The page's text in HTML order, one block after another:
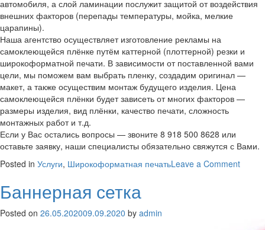
автомобиля, а слой ламинации послужит защитой от воздействия
внешних факторов (перепады температуры, мойка, мелкие
царапины).
Наша агентство осуществляет изготовление рекламы на
самоклеющейся плёнке путём каттерной (плоттерной) резки и
широкоформатной печати. В зависимости от поставленной вами
цели, мы поможем вам выбрать пленку, создадим оригинал —
макет, а также осуществим монтаж будущего изделия. Цена
самоклеющейся плёнки будет зависеть от многих факторов —
размеры изделия, вид плёнки, качество печати, сложность
монтажных работ и т.д.
Если у Вас остались вопросы — звоните 8 918 500 8628 или
оставьте заявку, наши специалисты обязательно свяжутся с Вами.
Posted in Услуги, Широкоформатная печатьLeave a Commenton
Баннерная сетка
Posted on 26.05.202009.09.2020 by admin